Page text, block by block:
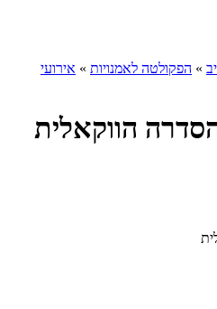
» הפקולטה לאמנויות » אירועי
הווקאלית